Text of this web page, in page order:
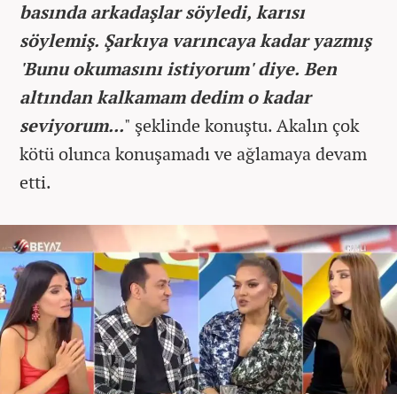
basında arkadaşlar söyledi, karısı
söylemiş. Şarkıya varıncaya kadar yazmış
'Bunu okumasını istiyorum' diye. Ben
altından kalkamam dedim o kadar
seviyorum..." şeklinde konuştu. Akalın çok
kötü olunca konuşamadı ve ağlamaya devam
etti.